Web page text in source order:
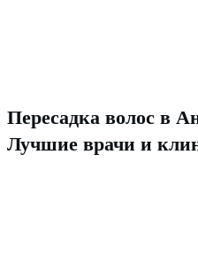
Пересадка волос в
Лучшие врачи и